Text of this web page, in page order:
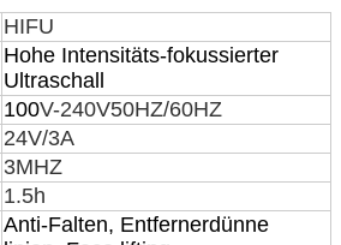
HIFU
Hohe Intensitäts-fokussierter
Ultraschall
100V-240V50HZ/60HZ
24V/3A
3MHZ
1.5h
Anti-Falten, Entfernerdünne